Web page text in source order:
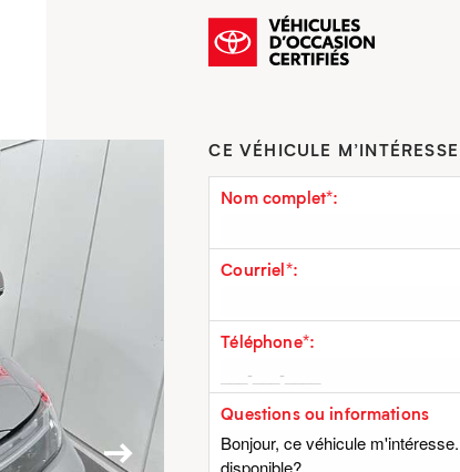
CE VÉHICULE M’INTÉRESSE
Nom complet*:
Courriel*:
Téléphone*:
Questions ou informations